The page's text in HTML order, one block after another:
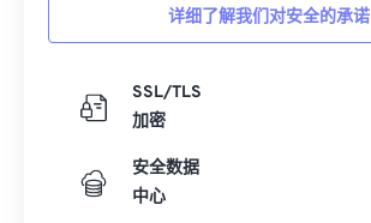
详细了解我们对安全的承诺
SSL/TLS
加密
安全数据
中心